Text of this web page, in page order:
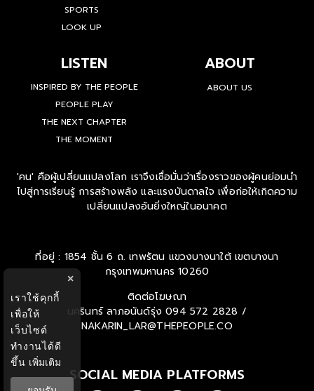
SPORTS
LOOK UP
LISTEN
INSPIRED BY THE PEOPLE
PEOPLE PLAY
THE NEXT CHAPTER
THE MOMENT
ABOUT
ABOUT US
'คน' คือผู้เปลี่ยนแปลงโลก เราจึงเชื่อมั่นว่าเรื่องราวของผู้คนย่อมนำ
ไปสู่การเรียนรู้ การสร้างพลัง และแรงบันดาลใจ เพื่อก่อให้เกิดความ
เปลี่ยนแปลงอันยิ่งใหญ่ในอนาคต
ที่อยู่ : 1854 ชั้น 6 ถ. เทพรัตน แขวงบางนาใต้ เขตบางนา
กรุงเทพมหานคร 10260
ติดต่อโฆษณา
นครินทร์ ลาภอนันด์รุ่ง 094 572 2828 /
NAKARIN_LAR@THEPEOPLE.CO
SOCIAL MEDIA PLATFORMS
×
เราใช้คุกกี้
เพื่อให้
เว็บไซต์
ทำงานได้ดี
ขึ้น เพิ่มเติม